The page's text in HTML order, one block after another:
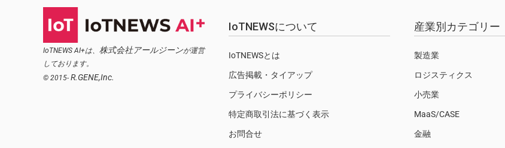
IoTNEWS AI+は、 株式会社アールジーンが運営
しております。
© 2015- R.GENE,Inc.
IoTNEWSについて
IoTNEWSとは
広告掲載・タイアップ
プライバシーポリシー
特定商取引法に基づく表示
お問合せ
産業別カテゴリー
製造業
ロジスティクス
小売業
MaaS/CASE
金融